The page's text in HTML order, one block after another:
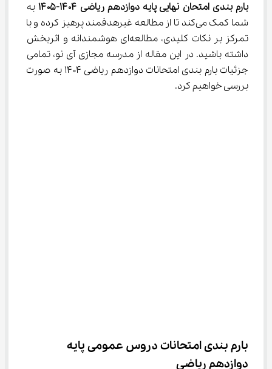
بارم بندی امتحان نهایی پایه دوازدهم ریاضی ۱۴۰۴-۱۴۰۵
به
شما کمک می‌کند تا از مطالعه غیرهدفمند پرهیز کرده و با
تمرکز بر نکات کلیدی، مطالعه‌ای هوشمندانه و اثربخش
داشته باشید. در این مقاله از مدرسه مجازی آی نو، تمامی
جزئیات بارم بندی امتحانات دوازدهم ریاضی ۱۴۰۴ به صورت
بررسی خواهیم کرد.
بارم بندی امتحانات دروس عمومی پایه
دوازدهم ریاضی